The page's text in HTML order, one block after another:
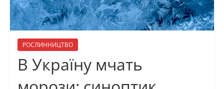
РОСЛИННИЦТВО
В Україну мчать